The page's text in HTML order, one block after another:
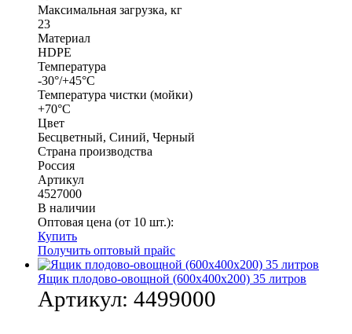
Максимальная загрузка, кг
23
Материал
HDPE
Температура
-30°/+45°С
Температура чистки (мойки)
+70°С
Цвет
Бесцветный, Синий, Черный
Страна производства
Россия
Артикул
4527000
В наличии
Оптовая цена (от 10 шт.):
Купить
Получить оптовый прайс
Ящик плодово-овощной (600х400х200) 35 литров
Артикул: 4499000